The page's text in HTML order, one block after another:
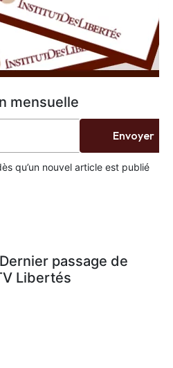
mensuelle
qu’un nouvel article est publié
Envoyer
passage de
Libertés